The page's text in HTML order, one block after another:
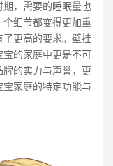
期，需要的睡眠量也
个细节都变得更加重
更高的要求。壁挂
的家庭中更是不可
牌的实力与声誉，更
家庭的特定功能与